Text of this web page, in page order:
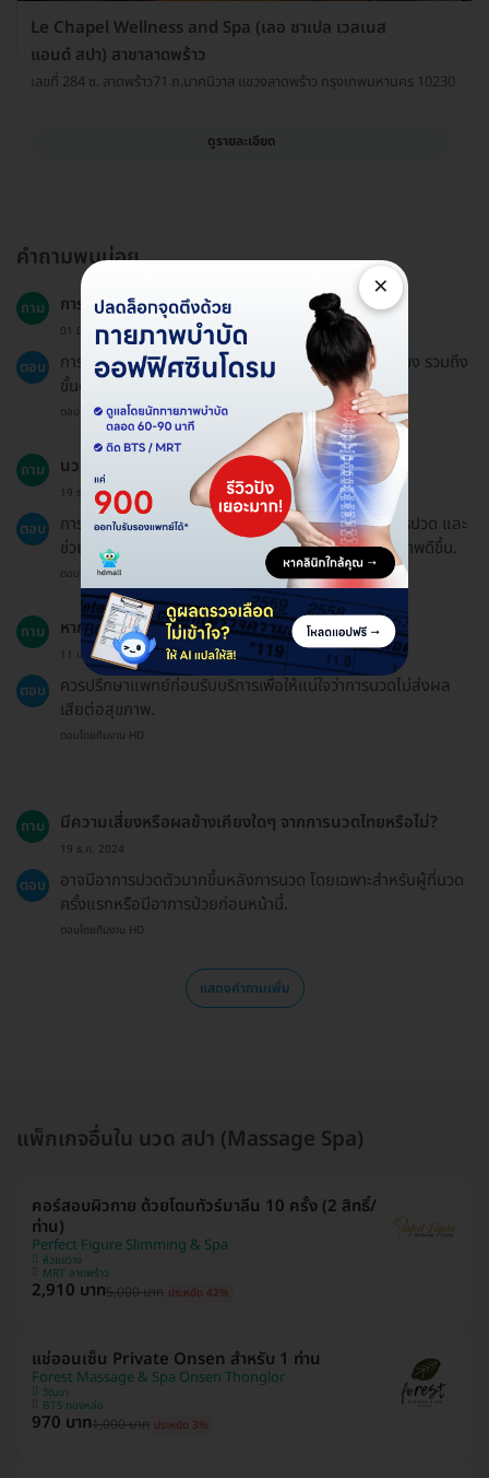
Le Chapel Wellness and Spa (เลอ ชาเปล เวลเนส
แอนด์ สปา) สาขาลาดพร้าว
เลขที่ 284 ซ. ลาดพร้าว71 ถ.นาคนิวาส แขวงลาดพร้าว กรุงเทพมหานคร 10230
ดูรายละเอียด
คำถามพบบ่อย
ถาม การนวดไทยใช้เวลานานแค่ไหน?
01 มิ.ย. 2024
ตอบ
การนวดไทย 120 นาทีจะใช้เวลาโดยรวมประมาณ 2 ชั่วโมง รวมถึง
ขั้นตอนเตรียมตัวและการนวด.
ตอบโดยทีมงาน HD
ถาม นวดไทยมีผลดีต่อสุขภาพอย่างไร?
19 ธ.ค. 2024
ตอบ
การนวดไทยช่วยให้ร่างกายหลั่งสารเอนโดรฟิน ลดอาการปวด และ
ช่วยให้กล้ามเนื้อคลายตัว ทำให้รู้สึกผ่อนคลายและมีสุขภาพดีขึ้น.
ตอบโดยทีมงาน HD
ถาม หากมีโรคประจำตัว ควรทำอย่างไร?
11 เม.ย. 2024
ตอบ
ควรปรึกษาแพทย์ก่อนรับบริการเพื่อให้แน่ใจว่าการนวดไม่ส่งผล
เสียต่อสุขภาพ.
ตอบโดยทีมงาน HD
ถาม มีความเสี่ยงหรือผลข้างเคียงใดๆ จากการนวดไทยหรือไม่?
19 ธ.ค. 2024
ตอบ
อาจมีอาการปวดตัวมากขึ้นหลังการนวด โดยเฉพาะสำหรับผู้ที่นวด
ครั้งแรกหรือมีอาการป่วยก่อนหน้านี้.
ตอบโดยทีมงาน HD
แสดงคำถามเพิ่ม
แพ็กเกจอื่นใน นวด สปา (Massage Spa)
คอร์สอบผิวกาย ด้วยโดมทัวร์มาลีน 10 ครั้ง (2 สิทธิ์/
ท่าน)
Perfect Figure Slimming & Spa
ห้วยขวาง
MRT ลาดพร้าว
2,910 บาท5,000 บาท ประหยัด 42%
แช่ออนเซ็น Private Onsen สำหรับ 1 ท่าน
Forest Massage & Spa Onsen Thonglor
วัฒนา
BTS ทองหล่อ
970 บาท1,000 บาท ประหยัด 3%
×